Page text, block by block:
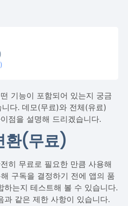
기능이 포함되어 있는지 궁금
다. 데모(무료)와 전체(유료)
점을 설명해 드리겠습니다.
환(무료)
히 무료로 필요한 만큼 사용해
구독을 결정하기 전에 앱의 품
하는지 테스트해 볼 수 있습니다.
과 같은 제한 사항이 있습니다.